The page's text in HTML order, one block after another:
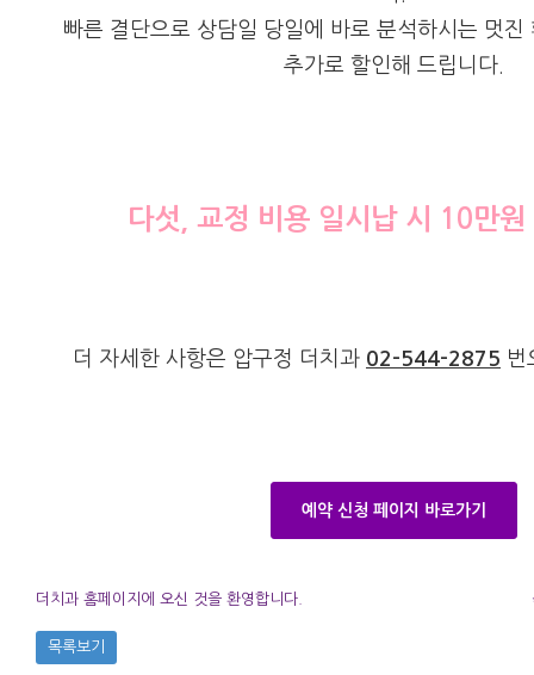
빠른 결단으로 상담일 당일에 바로 분석하시는 멋
추가로 할인해 드립니다.
다섯, 교정 비용 일시납 시 10만
더 자세한 사항은 압구정 더치과 02-544-2875 번
예약 신청 페이지 바로가기
더치과 홈페이지에 오신 것을 환영합니다.
목록보기